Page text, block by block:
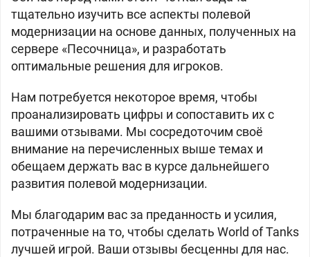
тщательно изучить все аспекты полевой
модернизации на основе данных, полученных на
сервере «Песочница», и разработать
оптимальные решения для игроков.
Нам потребуется некоторое время, чтобы
проанализировать цифры и сопоставить их с
вашими отзывами. Мы сосредоточим своё
внимание на перечисленных выше темах и
обещаем держать вас в курсе дальнейшего
развития полевой модернизации.
Мы благодарим вас за преданность и усилия,
потраченные на то, чтобы сделать World of Tanks
лучшей игрой. Ваши отзывы бесценны для нас.